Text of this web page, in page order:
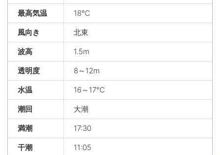
最高気温 18℃
風向き 北東
波高 1.5m
透明度 8～12m
水温 16～17℃
潮回 大潮
満潮 17:30
干潮 11:05